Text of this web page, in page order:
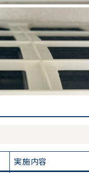
実施内容